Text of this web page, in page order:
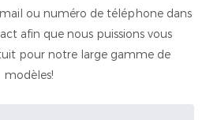
ou numéro de téléphone dans
afin que nous puissions vous
pour notre large gamme de
modèles!